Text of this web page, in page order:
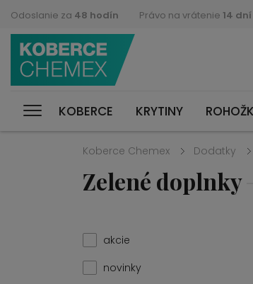
Odoslanie za 48 hodín Právo na vrátenie 14 dní
KOBERCE KRYTINY
Koberce Chemex Dodatky
Zelené doplnky
akcie
novinky